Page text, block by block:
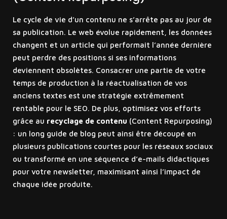
Le cycle de vie d’un contenu ne s’arrête pas au jour de
sa publication. Le web évolue rapidement, les données
changent et un article qui performait l’année dernière
peut perdre des positions si ses informations
deviennent obsolètes. Consacrer une partie de votre
temps de production à la réactualisation de vos
anciens textes est une stratégie extrêmement
rentable pour le SEO. De plus, optimisez vos efforts
grâce au recyclage de contenu (Content Repurposing)
: un long guide de blog peut ainsi être découpé en
plusieurs publications courtes pour les réseaux sociaux
ou transformé en une séquence d’e-mails didactiques
pour votre newsletter, maximisant ainsi l’impact de
chaque idée produite.